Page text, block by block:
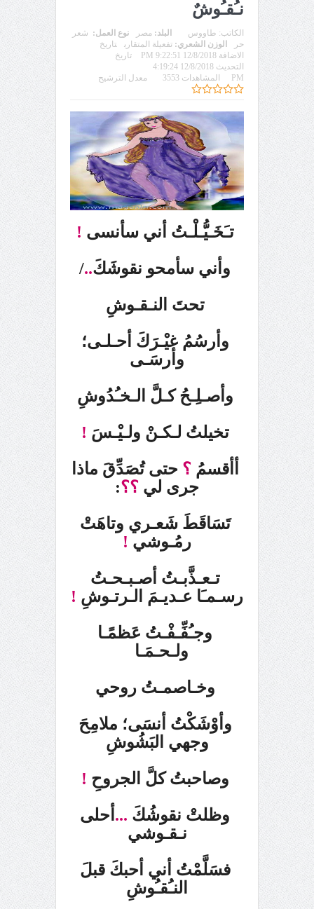
نـُقـُوشٌ
الكاتب: طاووس البلد: مصر نوع العمل: شعر
حر
الوزن الشعري: تفعيلة المتقارب
تاريخ
الاضافة 12/8/2018 9:22:51 PM
تاريخ
التحديث 12/8/2018 4:19:24
PM
المشاهدات 3553 معدل الترشيح
تـَخَـيُّـلْـتُ أني سأنسى !
وأني سأمحو نقوشَكَ..
/
تحتَ النـقـوشِ
وأرسُمُ غيْـرَكَ أحـلـى؛
وأرسَـى
وأصـلِـحُ كـلَّ الـخـُدُوشِ
تخيلتُ لـكـنْ ولـيْـسَ !
أأقسمُ ؟ حتى تُصَدِّقَ ماذا
جرى لي ؟؟:
تَسَاقَطَ شَعـري وتاهَتْ
رمُـوشي !
تـعـذَّبـتُ أصـبـحـتُ
رسـمـَا عـديـمَ الـرتـوشِ !
وجـُفِّـفْـتُ عَظمًـا
ولـحـمَـا
وخـاصمـتُ روحي
وأوْشَكْتُ أنسَى؛ ملامِحَ
وجهي البَشُوشِ
وصاحبتُ كلَّ الجروحِ !
وظلتْ نقوشُكَ ... أحلى
نـقـوشي
فسَلَّمْتُ أني أحبكَ قبلَ
النـُقـُوشِ